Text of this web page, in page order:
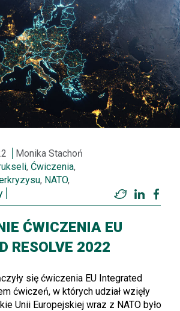
Monika Stachoń
, Ćwiczenia,
, NATO,
Twitter
ĆWICZENIA EU
RESOLVE 2022
się ćwiczenia EU Integrated
ćwiczeń, w których udział wzięły
Unii Europejskiej wraz z NATO było